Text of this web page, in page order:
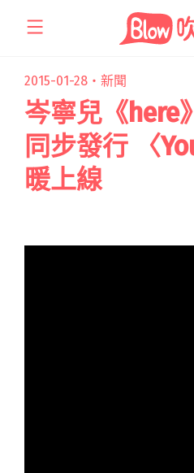
2015-01-28・ 新聞
岑寧兒《here
同步發行 〈
暖上線